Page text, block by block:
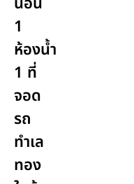
1
ห้องน้ำ
1 ที่
จอด
รถ
ทำเล
ทอง